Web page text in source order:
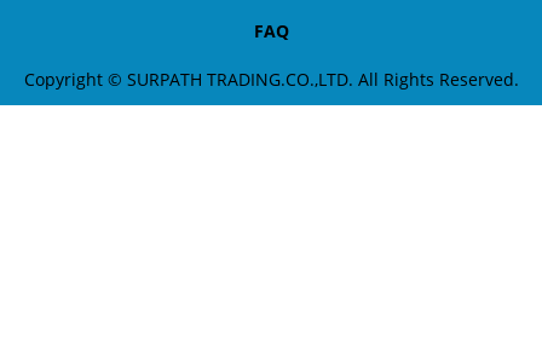
FAQ
Copyright © SURPATH TRADING.CO.,LTD. All Rights Reserved.